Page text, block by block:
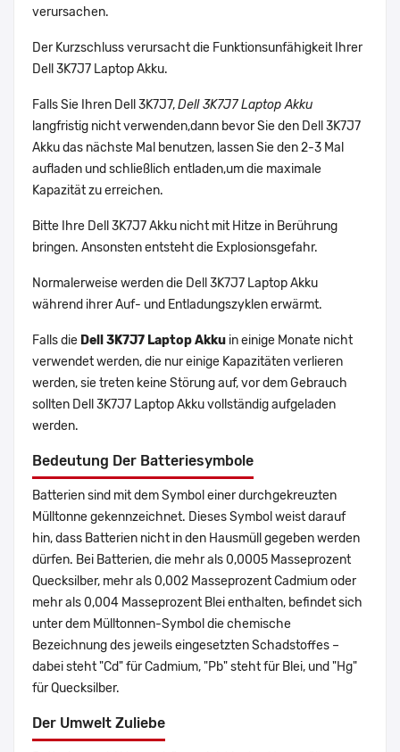
verursachen.
Der Kurzschluss verursacht die Funktionsunfähigkeit Ihrer
Dell 3K7J7 Laptop Akku.
Falls Sie Ihren Dell 3K7J7,Dell 3K7J7 Laptop Akku
langfristig nicht verwenden,dann bevor Sie den Dell 3K7J7
Akku das nächste Mal benutzen, lassen Sie den 2-3 Mal
aufladen und schließlich entladen,um die maximale
Kapazität zu erreichen.
Bitte Ihre Dell 3K7J7 Akku nicht mit Hitze in Berührung
bringen. Ansonsten entsteht die Explosionsgefahr.
Normalerweise werden die Dell 3K7J7 Laptop Akku
während ihrer Auf- und Entladungszyklen erwärmt.
Falls die Dell 3K7J7 Laptop Akku in einige Monate nicht
verwendet werden, die nur einige Kapazitäten verlieren
werden, sie treten keine Störung auf, vor dem Gebrauch
sollten Dell 3K7J7 Laptop Akku vollständig aufgeladen
werden.
Bedeutung Der Batteriesymbole
Batterien sind mit dem Symbol einer durchgekreuzten
Mülltonne gekennzeichnet. Dieses Symbol weist darauf
hin, dass Batterien nicht in den Hausmüll gegeben werden
dürfen. Bei Batterien, die mehr als 0,0005 Masseprozent
Quecksilber, mehr als 0,002 Masseprozent Cadmium oder
mehr als 0,004 Masseprozent Blei enthalten, befindet sich
unter dem Mülltonnen-Symbol die chemische
Bezeichnung des jeweils eingesetzten Schadstoffes –
dabei steht "Cd" für Cadmium, "Pb" steht für Blei, und "Hg"
für Quecksilber.
Der Umwelt Zuliebe